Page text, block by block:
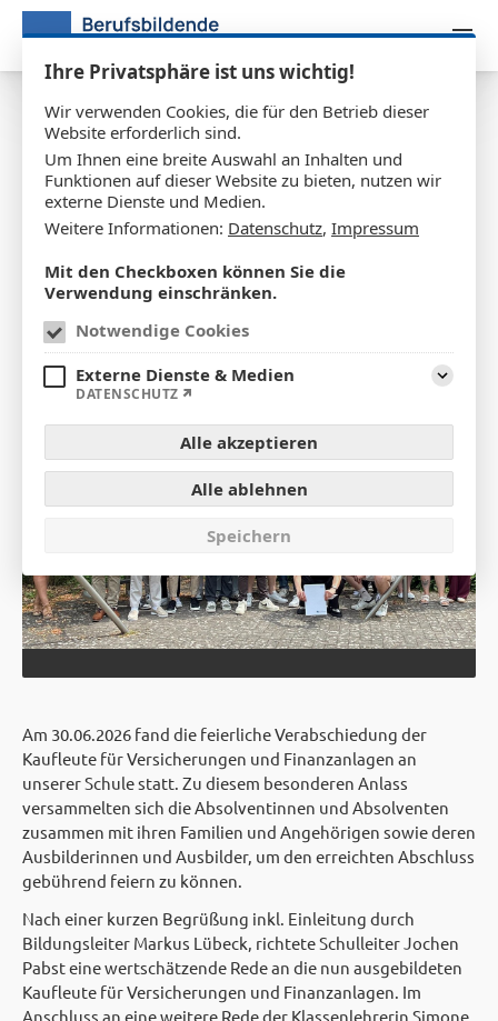
Feierliche Verabschiedung der
Kaufleute für Versicherungen
und Finanzanlagen
04.07.2026
Am 30.06.2026 fand die feierliche Verabschiedung der
Kaufleute für Versicherungen und Finanzanlagen an
unserer Schule statt. Zu diesem besonderen Anlass
versammelten sich die Absolventinnen und Absolventen
zusammen mit ihren Familien und Angehörigen sowie deren
Ausbilderinnen und Ausbilder, um den erreichten Abschluss
gebührend feiern zu können.
Nach einer kurzen Begrüßung inkl. Einleitung durch
Bildungsleiter Markus Lübeck, richtete Schulleiter Jochen
Pabst eine wertschätzende Rede an die nun ausgebildeten
Kaufleute für Versicherungen und Finanzanlagen. Im
Anschluss an eine weitere Rede der Klassenlehrerin Simone
Ihre Privatsphäre ist uns wichtig!
Wir verwenden Cookies, die für den Betrieb dieser
Website erforderlich sind.
Um Ihnen eine breite Auswahl an Inhalten und
Funktionen auf dieser Website zu bieten, nutzen wir
externe Dienste und Medien.
Weitere Informationen: Datenschutz, Impressum
Mit den Checkboxen können Sie die
Verwendung einschränken.
Notwendige Cookies
Externe Dienste & Medien
DATENSCHUTZ
Alle akzeptieren
Alle ablehnen
Speichern